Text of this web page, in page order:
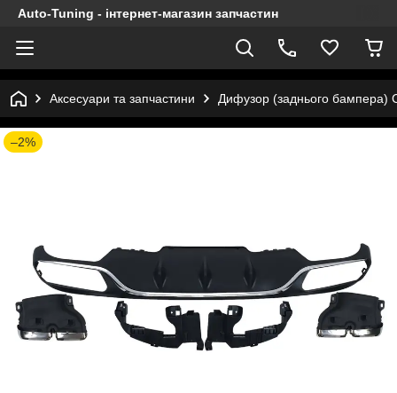
Auto-Tuning - інтернет-магазин запчастин
Аксесуари та запчастини Дифузор (заднього бампера)
–2%